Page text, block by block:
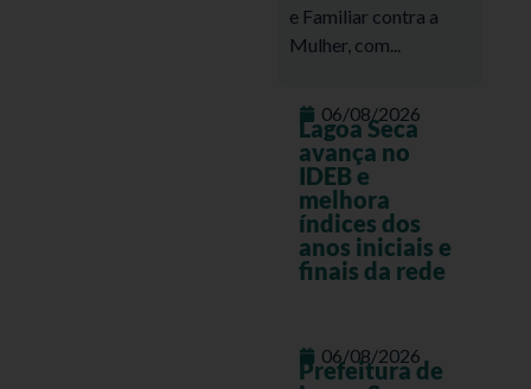
e Familiar contra a
Mulher, com...
06/08/2026
Lagoa Seca
avança no
IDEB e
melhora
índices dos
anos iniciais e
finais da rede
06/08/2026
Prefeitura de